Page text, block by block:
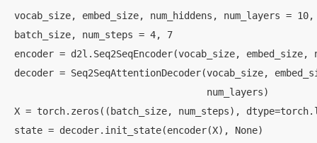
vocab_size, embed_size, num_hiddens, num_layers =
batch_size, num_steps = 4, 7
encoder = d2l.Seq2SeqEncoder(vocab_size, embed_size,
decoder = Seq2SeqAttentionDecoder(vocab_size,
                                  num_layers)
X = torch.zeros((batch_size, num_steps),
state = decoder.init_state(encoder(X), None)